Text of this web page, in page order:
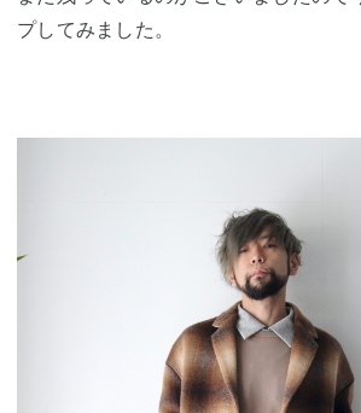
プしてみました。